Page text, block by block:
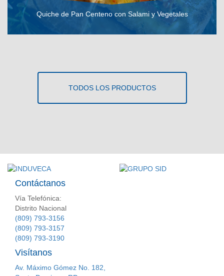
Quiche de Pan Centeno con Salami y Vegetales
TODOS LOS PRODUCTOS
Contáctanos
Vía Telefónica:
Distrito Nacional
(809) 793-3156
(809) 793-3157
(809) 793-3190
Visítanos
Av. Máximo Gómez No. 182,